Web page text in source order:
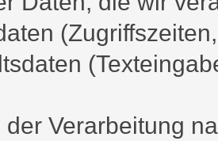
Verarbeitung